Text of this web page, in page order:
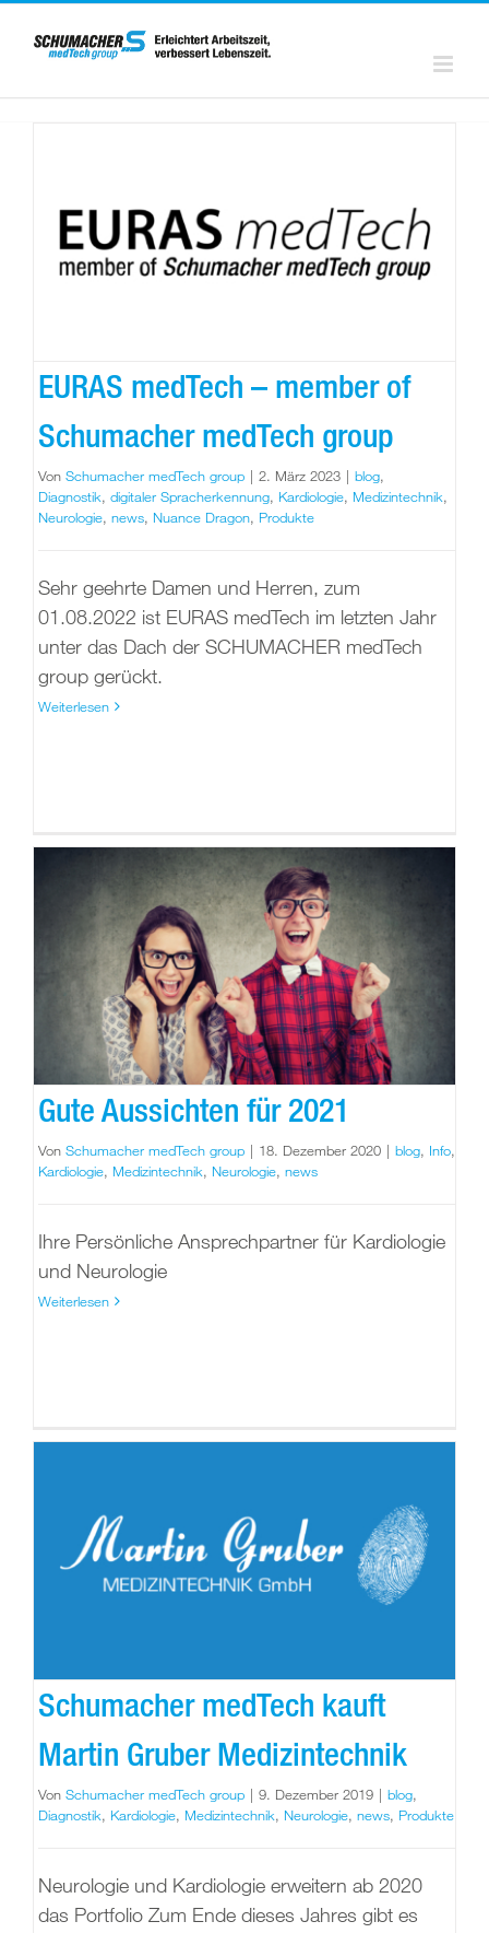
Inhalt
EURAS medTech – member of
Schumacher medTech group
Von Schumacher medTech group | 2. März 2023 | blog,
Diagnostik, digitaler Spracherkennung, Kardiologie, Medizintechnik,
Neurologie, news, Nuance Dragon, Produkte
Sehr geehrte Damen und Herren, zum
01.08.2022 ist EURAS medTech im letzten Jahr
unter das Dach der SCHUMACHER medTech
group gerückt.
Weiterlesen
Gute Aussichten für 2021
Von Schumacher medTech group | 18. Dezember 2020 | blog, Info,
Kardiologie, Medizintechnik, Neurologie, news
Ihre Persönliche Ansprechpartner für Kardiologie
und Neurologie
Weiterlesen
Schumacher medTech kauft
Martin Gruber Medizintechnik
Von Schumacher medTech group | 9. Dezember 2019 | blog,
Diagnostik, Kardiologie, Medizintechnik, Neurologie, news, Produkte
Neurologie und Kardiologie erweitern ab 2020
das Portfolio Zum Ende dieses Jahres gibt es